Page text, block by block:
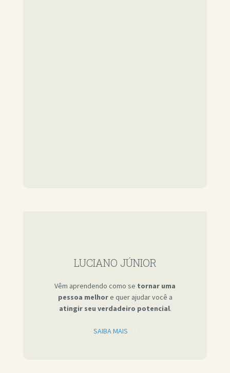
LUCIANO JÚNIOR
Vêm aprendendo como se tornar uma
pessoa melhore quer ajudar você a
atingir seu verdadeiro potencial.
SAIBA MAIS